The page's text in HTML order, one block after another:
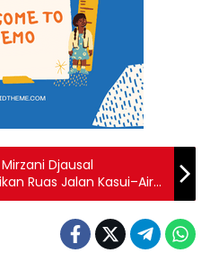
Djausal
Ruas Jalan Kasui–Air
Percepat Waktu
Antarwilayah dari
Lampung